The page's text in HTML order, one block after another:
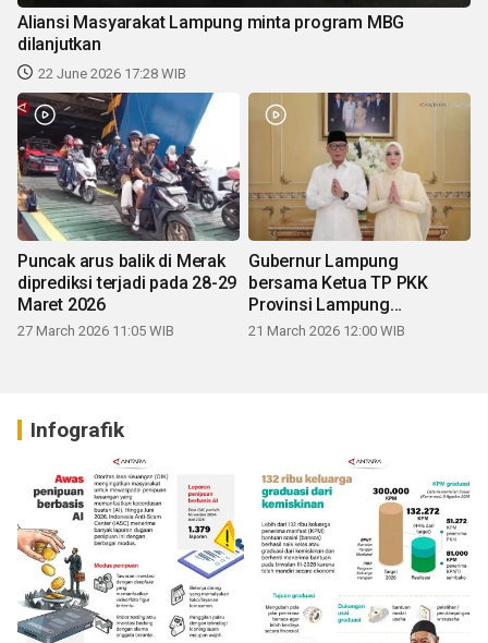
Aliansi Masyarakat Lampung minta program MBG
dilanjutkan
22 June 2026 17:28 WIB
Puncak arus balik di Merak
diprediksi terjadi pada 28-29
Maret 2026
27 March 2026 11:05 WIB
Gubernur Lampung
bersama Ketua TP PKK
Provinsi Lampung
mengucapkan Selamat Hari
21 March 2026 12:00 WIB
Infografik